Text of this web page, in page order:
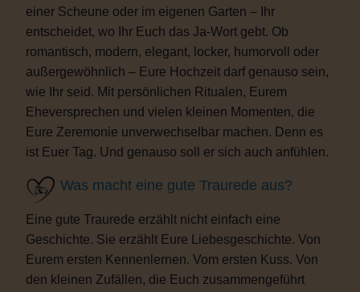
einer Scheune oder im eigenen Garten – Ihr
entscheidet, wo Ihr Euch das Ja-Wort gebt. Ob
romantisch, modern, elegant, locker, humorvoll oder
außergewöhnlich – Eure Hochzeit darf genauso sein,
wie Ihr seid. Mit persönlichen Ritualen, Eurem
Eheversprechen und vielen kleinen Momenten, die
Eure Zeremonie unverwechselbar machen. Denn es
ist Euer Tag. Und genauso soll er sich auch anfühlen.
Was macht eine gute Traurede aus?
Eine gute Traurede erzählt nicht einfach eine
Geschichte. Sie erzählt Eure Liebesgeschichte. Von
Eurem ersten Kennenlernen. Vom ersten Kuss. Von
den kleinen Zufällen, die Euch zusammengeführt